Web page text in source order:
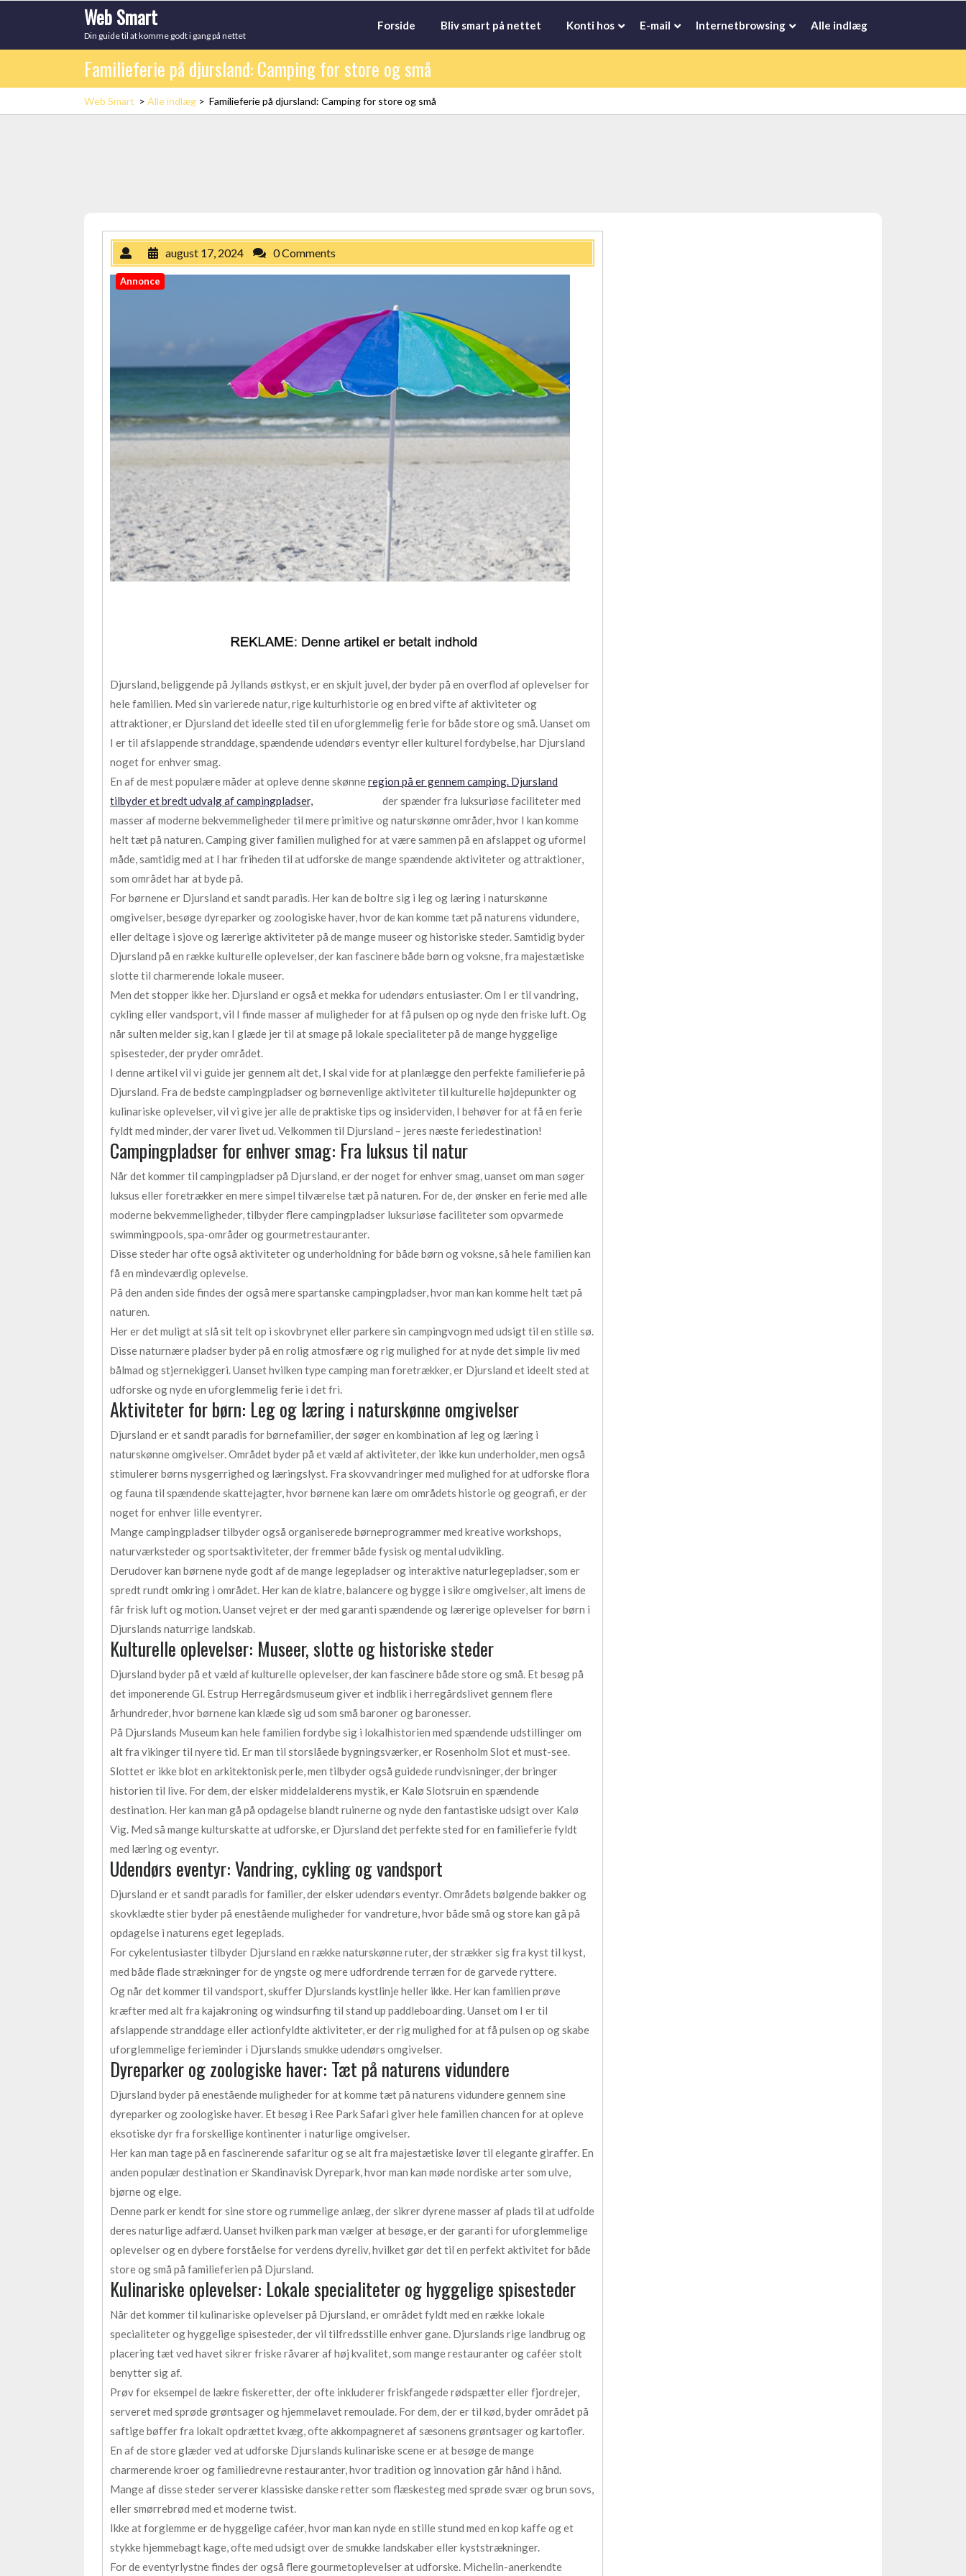
Web Smart
Din guide til at komme godt i gang på nettet
Forside Bliv smart på nettet Konti hos E-mail Internetbrowsing Alle indlæg
Familieferie på djursland: Camping for store og små
Web Smart > Alle indlæg > Familieferie på djursland: Camping for store og små
august 17, 2024 0 Comments
Annonce
Djursland, beliggende på Jyllands østkyst, er en skjult juvel, der byder på en overflod af oplevelser for
hele familien. Med sin varierede natur, rige kulturhistorie og en bred vifte af aktiviteter og
attraktioner, er Djursland det ideelle sted til en uforglemmelig ferie for både store og små. Uanset om
I er til afslappende stranddage, spændende udendørs eventyr eller kulturel fordybelse, har Djursland
noget for enhver smag.
En af de mest populære måder at opleve denne skønneregion på er gennem camping. Djursland
tilbyder et bredt udvalg af campingpladser,
der spænder fra luksuriøse faciliteter med
masser af moderne bekvemmeligheder til mere primitive og naturskønne områder, hvor I kan komme
helt tæt på naturen. Camping giver familien mulighed for at være sammen på en afslappet og uformel
måde, samtidig med at I har friheden til at udforske de mange spændende aktiviteter og attraktioner,
som området har at byde på.
For børnene er Djursland et sandt paradis. Her kan de boltre sig i leg og læring i naturskønne
omgivelser, besøge dyreparker og zoologiske haver, hvor de kan komme tæt på naturens vidundere,
eller deltage i sjove og lærerige aktiviteter på de mange museer og historiske steder. Samtidig byder
Djursland på en række kulturelle oplevelser, der kan fascinere både børn og voksne, fra majestætiske
slotte til charmerende lokale museer.
Men det stopper ikke her. Djursland er også et mekka for udendørs entusiaster. Om I er til vandring,
cykling eller vandsport, vil I finde masser af muligheder for at få pulsen op og nyde den friske luft. Og
når sulten melder sig, kan I glæde jer til at smage på lokale specialiteter på de mange hyggelige
spisesteder, der pryder området.
I denne artikel vil vi guide jer gennem alt det, I skal vide for at planlægge den perfekte familieferie på
Djursland. Fra de bedste campingpladser og børnevenlige aktiviteter til kulturelle højdepunkter og
kulinariske oplevelser, vil vi give jer alle de praktiske tips og insiderviden, I behøver for at få en ferie
fyldt med minder, der varer livet ud. Velkommen til Djursland – jeres næste feriedestination!
Campingpladser for enhver smag: Fra luksus til natur
Når det kommer til campingpladser på Djursland, er der noget for enhver smag, uanset om man søger
luksus eller foretrækker en mere simpel tilværelse tæt på naturen. For de, der ønsker en ferie med alle
moderne bekvemmeligheder, tilbyder flere campingpladser luksuriøse faciliteter som opvarmede
swimmingpools, spa-områder og gourmetrestauranter.
Disse steder har ofte også aktiviteter og underholdning for både børn og voksne, så hele familien kan
få en mindeværdig oplevelse.
På den anden side findes der også mere spartanske campingpladser, hvor man kan komme helt tæt på
naturen.
Her er det muligt at slå sit telt op i skovbrynet eller parkere sin campingvogn med udsigt til en stille sø.
Disse naturnære pladser byder på en rolig atmosfære og rig mulighed for at nyde det simple liv med
bålmad og stjernekiggeri. Uanset hvilken type camping man foretrækker, er Djursland et ideelt sted at
udforske og nyde en uforglemmelig ferie i det fri.
Aktiviteter for børn: Leg og læring i naturskønne omgivelser
Djursland er et sandt paradis for børnefamilier, der søger en kombination af leg og læring i
naturskønne omgivelser. Området byder på et væld af aktiviteter, der ikke kun underholder, men også
stimulerer børns nysgerrighed og læringslyst. Fra skovvandringer med mulighed for at udforske flora
og fauna til spændende skattejagter, hvor børnene kan lære om områdets historie og geografi, er der
noget for enhver lille eventyrer.
Mange campingpladser tilbyder også organiserede børneprogrammer med kreative workshops,
naturværksteder og sportsaktiviteter, der fremmer både fysisk og mental udvikling.
Derudover kan børnene nyde godt af de mange legepladser og interaktive naturlegepladser, som er
spredt rundt omkring i området. Her kan de klatre, balancere og bygge i sikre omgivelser, alt imens de
får frisk luft og motion. Uanset vejret er der med garanti spændende og lærerige oplevelser for børn i
Djurslands naturrige landskab.
Kulturelle oplevelser: Museer, slotte og historiske steder
Djursland byder på et væld af kulturelle oplevelser, der kan fascinere både store og små. Et besøg på
det imponerende Gl. Estrup Herregårdsmuseum giver et indblik i herregårdslivet gennem flere
århundreder, hvor børnene kan klæde sig ud som små baroner og baronesser.
På Djurslands Museum kan hele familien fordybe sig i lokalhistorien med spændende udstillinger om
alt fra vikinger til nyere tid. Er man til storslåede bygningsværker, er Rosenholm Slot et must-see.
Slottet er ikke blot en arkitektonisk perle, men tilbyder også guidede rundvisninger, der bringer
historien til live. For dem, der elsker middelalderens mystik, er Kalø Slotsruin en spændende
destination. Her kan man gå på opdagelse blandt ruinerne og nyde den fantastiske udsigt over Kalø
Vig. Med så mange kulturskatte at udforske, er Djursland det perfekte sted for en familieferie fyldt
med læring og eventyr.
Udendørs eventyr: Vandring, cykling og vandsport
Djursland er et sandt paradis for familier, der elsker udendørs eventyr. Områdets bølgende bakker og
skovklædte stier byder på enestående muligheder for vandreture, hvor både små og store kan gå på
opdagelse i naturens eget legeplads.
For cykelentusiaster tilbyder Djursland en række naturskønne ruter, der strækker sig fra kyst til kyst,
med både flade strækninger for de yngste og mere udfordrende terræn for de garvede ryttere.
Og når det kommer til vandsport, skuffer Djurslands kystlinje heller ikke. Her kan familien prøve
kræfter med alt fra kajakroning og windsurfing til stand up paddleboarding. Uanset om I er til
afslappende stranddage eller actionfyldte aktiviteter, er der rig mulighed for at få pulsen op og skabe
uforglemmelige ferieminder i Djurslands smukke udendørs omgivelser.
Dyreparker og zoologiske haver: Tæt på naturens vidundere
Djursland byder på enestående muligheder for at komme tæt på naturens vidundere gennem sine
dyreparker og zoologiske haver. Et besøg i Ree Park Safari giver hele familien chancen for at opleve
eksotiske dyr fra forskellige kontinenter i naturlige omgivelser.
Her kan man tage på en fascinerende safaritur og se alt fra majestætiske løver til elegante giraffer. En
anden populær destination er Skandinavisk Dyrepark, hvor man kan møde nordiske arter som ulve,
bjørne og elge.
Denne park er kendt for sine store og rummelige anlæg, der sikrer dyrene masser af plads til at udfolde
deres naturlige adfærd. Uanset hvilken park man vælger at besøge, er der garanti for uforglemmelige
oplevelser og en dybere forståelse for verdens dyreliv, hvilket gør det til en perfekt aktivitet for både
store og små på familieferien på Djursland.
Kulinariske oplevelser: Lokale specialiteter og hyggelige spisesteder
Når det kommer til kulinariske oplevelser på Djursland, er området fyldt med en række lokale
specialiteter og hyggelige spisesteder, der vil tilfredsstille enhver gane. Djurslands rige landbrug og
placering tæt ved havet sikrer friske råvarer af høj kvalitet, som mange restauranter og caféer stolt
benytter sig af.
Prøv for eksempel de lækre fiskeretter, der ofte inkluderer friskfangede rødspætter eller fjordrejer,
serveret med sprøde grøntsager og hjemmelavet remoulade. For dem, der er til kød, byder området på
saftige bøffer fra lokalt opdrættet kvæg, ofte akkompagneret af sæsonens grøntsager og kartofler.
En af de store glæder ved at udforske Djurslands kulinariske scene er at besøge de mange
charmerende kroer og familiedrevne restauranter, hvor tradition og innovation går hånd i hånd.
Mange af disse steder serverer klassiske danske retter som flæskesteg med sprøde svær og brun sovs,
eller smørrebrød med et moderne twist.
Ikke at forglemme er de hyggelige caféer, hvor man kan nyde en stille stund med en kop kaffe og et
stykke hjemmebagt kage, ofte med udsigt over de smukke landskaber eller kyststrækninger.
For de eventyrlystne findes der også flere gourmetoplevelser at udforske. Michelin-anerkendte